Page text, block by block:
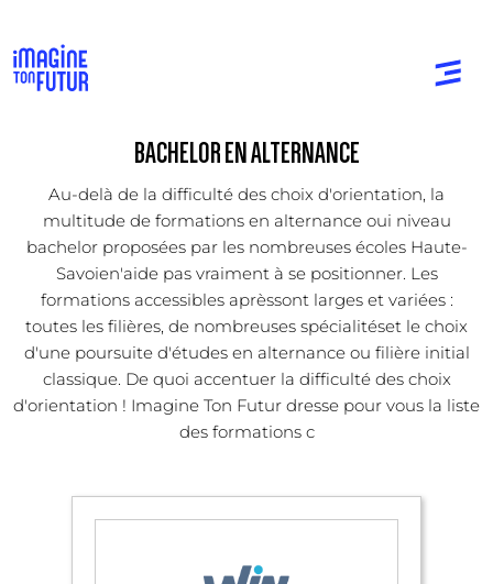
BACHELOR EN ALTERNANCE
Au-delà de la difficulté des choix d'orientation, la
multitude de formations en alternance oui niveau
bachelor proposées par les nombreuses écoles Haute-
Savoien'aide pas vraiment à se positionner. Les
formations accessibles aprèssont larges et variées :
toutes les filières, de nombreuses spécialitéset le choix
d'une poursuite d'études en alternance ou filière initial
classique. De quoi accentuer la difficulté des choix
d'orientation ! Imagine Ton Futur dresse pour vous la liste
des formations c